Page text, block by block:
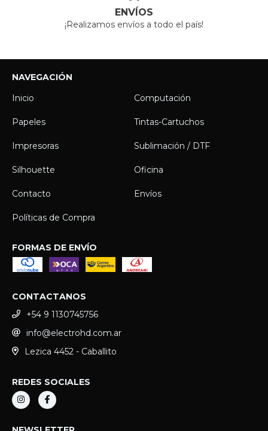
ENVÍOS
¡Realizamos envíos a todo el país!
NAVEGACIÓN
Inicio
Computación
Papeles Tintas-Cartuchos
Impresoras Sublimación / DTF
Silhouette Oficina
Contacto Envíos
Políticas de Compra
FORMAS DE ENVÍO
CONTACTANOS
+54 9 1130745756
info@electrohd.com.ar
Lezica 4452 - Caballito
REDES SOCIALES